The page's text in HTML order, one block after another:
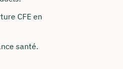
CFE en
santé.